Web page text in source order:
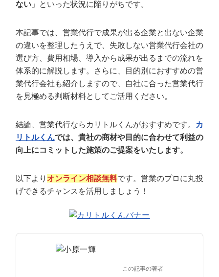
認定パートナー
動画ディレクター
営業
正社員
マーケマネージャー
カスタマーサクセスマネージャー
常勤監査役
ない 」といった状況に陥りがちです。
本記事では、営業代行で成果が出る企業と出ない企業
の違いを整理したうえで、失敗しない営業代行会社の
選び方、費用相場、導入から成果が出るまでの流れを
体系的に解説します。さらに、目的別におすすめの営
業代行会社も紹介しますので、自社に合った営業代行
を見極める判断材料としてご活用ください。
結論、営業代行ならカリトルくんがおすすめです。
カ
リトルくんでは、貴社の商材や目的に合わせて利益の
向上にコミットした施策のご提案をいたします。
以下より オンライン相談無料です。営業のプロに丸投
げできるチャンスを活用しましょう！
この記事の著者